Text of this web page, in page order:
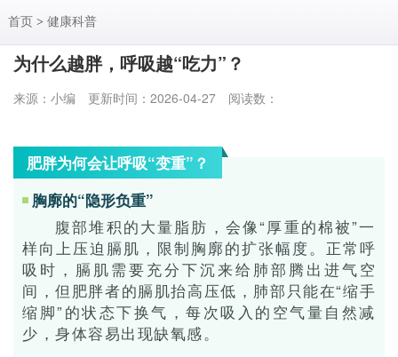
首页 > 健康科普
为什么越胖，呼吸越“吃力”？
来源：小编 更新时间：2026-04-27 阅读数：
肥胖为何会让呼吸“变重”？
胸廓的“隐形负重”
腹部堆积的大量脂肪，会像“厚重的棉被”一
样向上压迫膈肌，限制胸廓的扩张幅度。正常呼
吸时，膈肌需要充分下沉来给肺部腾出进气空
间，但肥胖者的膈肌抬高压低，肺部只能在“缩手
缩脚”的状态下换气，每次吸入的空气量自然减
少，身体容易出现缺氧感。